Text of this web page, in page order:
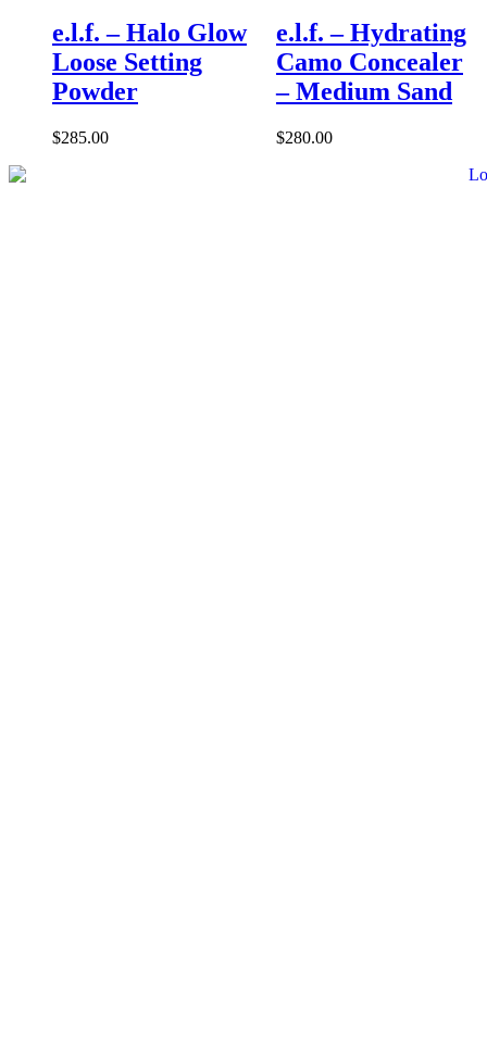
e.l.f. – Halo Glow
Loose Setting
Powder
$285.00
e.l.f. – Hydrating
Camo Concealer
– Medium Sand
$280.00